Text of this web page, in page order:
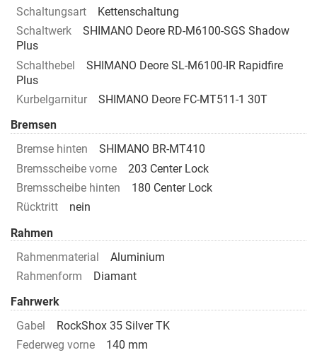
Schaltungsart
Kettenschaltung
Schaltwerk
SHIMANO Deore RD-M6100-SGS Shadow
Plus
Schalthebel
SHIMANO Deore SL-M6100-IR Rapidfire
Plus
Kurbelgarnitur
SHIMANO Deore FC-MT511-1 30T
Bremsen
Bremse hinten
SHIMANO BR-MT410
Bremsscheibe vorne
203 Center Lock
Bremsscheibe hinten
180 Center Lock
Rücktritt
nein
Rahmen
Rahmenmaterial
Aluminium
Rahmenform
Diamant
Fahrwerk
Gabel
RockShox 35 Silver TK
Federweg vorne
140 mm